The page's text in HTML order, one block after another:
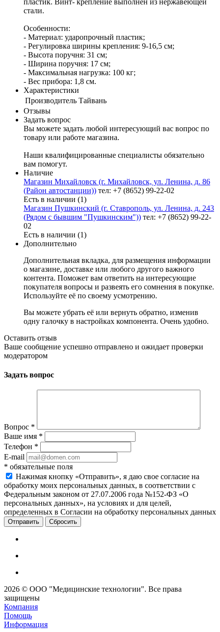
стали.
Особенности:
- Материал: ударопрочный пластик;
- Регулировка ширины крепления: 9-16,5 см;
- Высота поручня: 31 см;
- Ширина поручня: 17 см;
- Максимальная нагрузка: 100 кг;
- Вес прибора: 1,8 см.
Характеристики
Производитель Тайвань
Отзывы
Задать вопрос
Вы можете задать любой интересующий вас вопрос по
товару или работе магазина.
Наши квалифицированные специалисты обязательно
вам помогут.
Наличие
Магазин Михайловск (г. Михайловск, ул. Ленина, д. 86
(Район автостанции)) тел: +7 (8652) 99-22-02
Есть в наличии (1)
Магазин Пушкинский (г. Ставрополь, ул. Ленина, д. 243
(Рядом с бывшим "Пушкинским")) тел: +7 (8652) 99-22-
02
Есть в наличии (1)
Дополнительно
Дополнительная вкладка, для размещения информации
о магазине, доставке или любого другого важного
контента. Поможет вам ответить на интересующие
покупателя вопросы и развеять его сомнения в покупке.
Используйте её по своему усмотрению.
Вы можете убрать её или вернуть обратно, изменив
одну галочку в настройках компонента. Очень удобно.
Оставить отзыв
Ваше сообщение успешно отправлено и ожидает проверки
модератором
Задать вопрос
Вопрос *
Ваше имя *
Телефон *
E-mail
* обязательные поля
Нажимая кнопку «Отправить», я даю свое согласие на
обработку моих персональных данных, в соответствии с
Федеральным законом от 27.07.2006 года №152-ФЗ «О
персональных данных», на условиях и для целей,
определенных в Согласии на обработку персональных данных
Сбросить
2026 © ООО "Медицинские технологии". Все права
защищены
Компания
Помощь
Информация